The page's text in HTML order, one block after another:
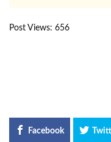
Post Views: 656